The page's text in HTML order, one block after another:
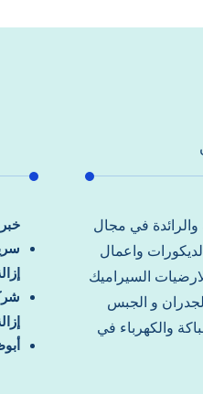
في مجال
واعمال
السيراميك
و الجبس
والكهرباء في